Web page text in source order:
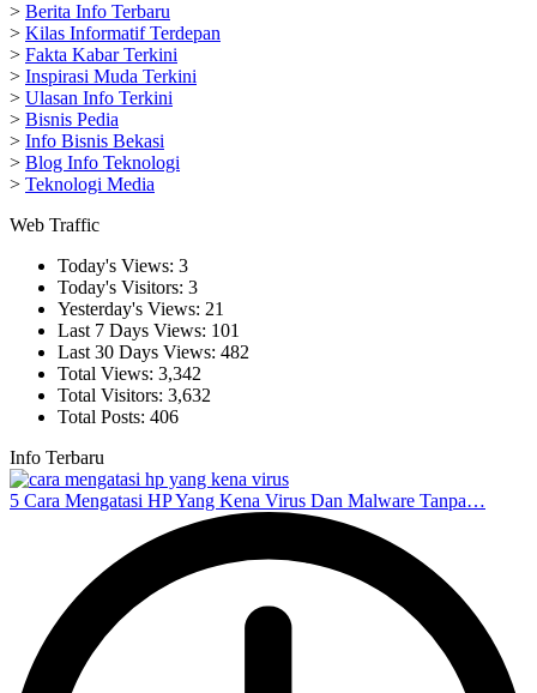
> Berita Info Terbaru
> Kilas Informatif Terdepan
> Fakta Kabar Terkini
> Inspirasi Muda Terkini
> Ulasan Info Terkini
> Bisnis Pedia
> Info Bisnis Bekasi
> Blog Info Teknologi
> Teknologi Media
Web Traffic
Today's Views: 3
Today's Visitors: 3
Yesterday's Views: 21
Last 7 Days Views: 101
Last 30 Days Views: 482
Total Views: 3,342
Total Visitors: 3,632
Total Posts: 406
Info Terbaru
5 Cara Mengatasi HP Yang Kena Virus Dan Malware Tanpa…